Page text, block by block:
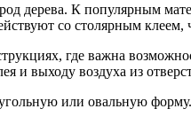
дерева. К популярным
со столярным клеем,
где важна
выходу воздуха из
или овальную